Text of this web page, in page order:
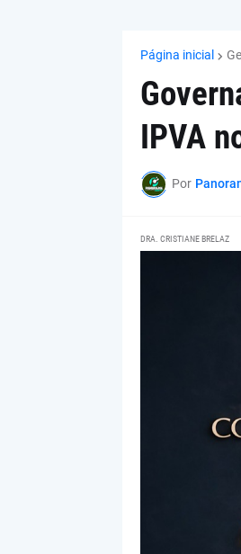
Página inicial
IPVA
Por
DRA. CRISTIANE BRELAZ